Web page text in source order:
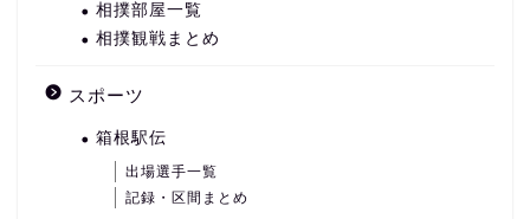
相撲部屋一覧
相撲観戦まとめ
スポーツ
箱根駅伝
出場選手一覧
記録・区間まとめ